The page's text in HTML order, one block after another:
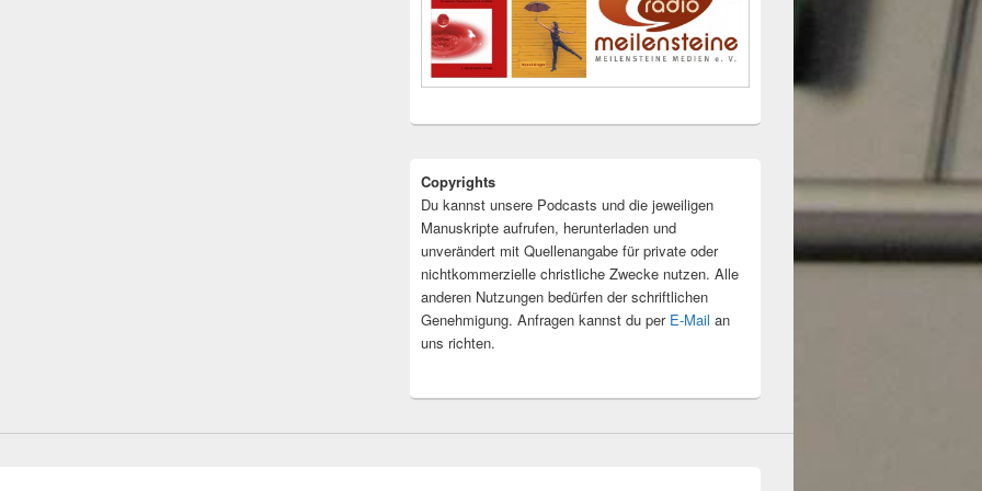
Copyrights
Du kannst unsere Podcasts und die jeweiligen
Manuskripte aufrufen, herunterladen und
unverändert mit Quellenangabe für private oder
nichtkommerzielle christliche Zwecke nutzen. Alle
anderen Nutzungen bedürfen der schriftlichen
Genehmigung. Anfragen kannst du per E-Mail an
uns richten.